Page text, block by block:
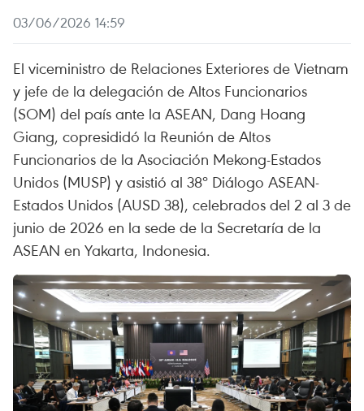
03/06/2026 14:59
El viceministro de Relaciones Exteriores de Vietnam
y jefe de la delegación de Altos Funcionarios
(SOM) del país ante la ASEAN, Dang Hoang
Giang, copresididó la Reunión de Altos
Funcionarios de la Asociación Mekong-Estados
Unidos (MUSP) y asistió al 38º Diálogo ASEAN-
Estados Unidos (AUSD 38), celebrados del 2 al 3 de
junio de 2026 en la sede de la Secretaría de la
ASEAN en Yakarta, Indonesia.